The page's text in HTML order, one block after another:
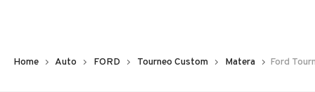
Home Auto FORD Tourneo Custom Matera Ford